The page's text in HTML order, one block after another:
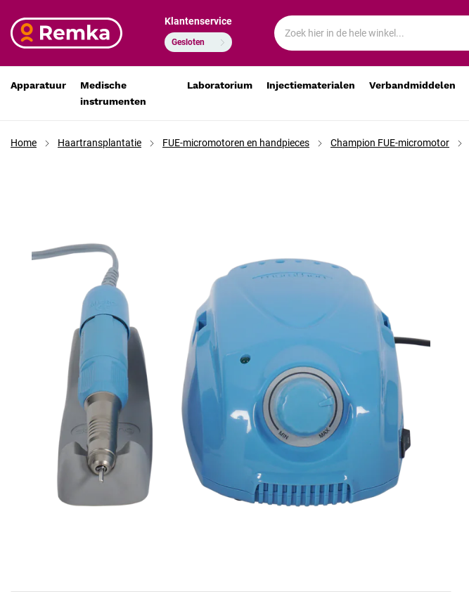
Klantenservice
Gesloten
Apparatuur
Medische
instrumenten
Laboratorium Injectiematerialen Verbandmiddelen
Home Haartransplantatie FUE-micromotoren en handpieces Champion FUE-micromotor
Champion FUE-micromotor met SH20N handpiece blauw
€ 955,90
€ 790,00